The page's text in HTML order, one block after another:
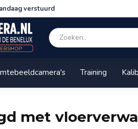
verstuurd
Training
met